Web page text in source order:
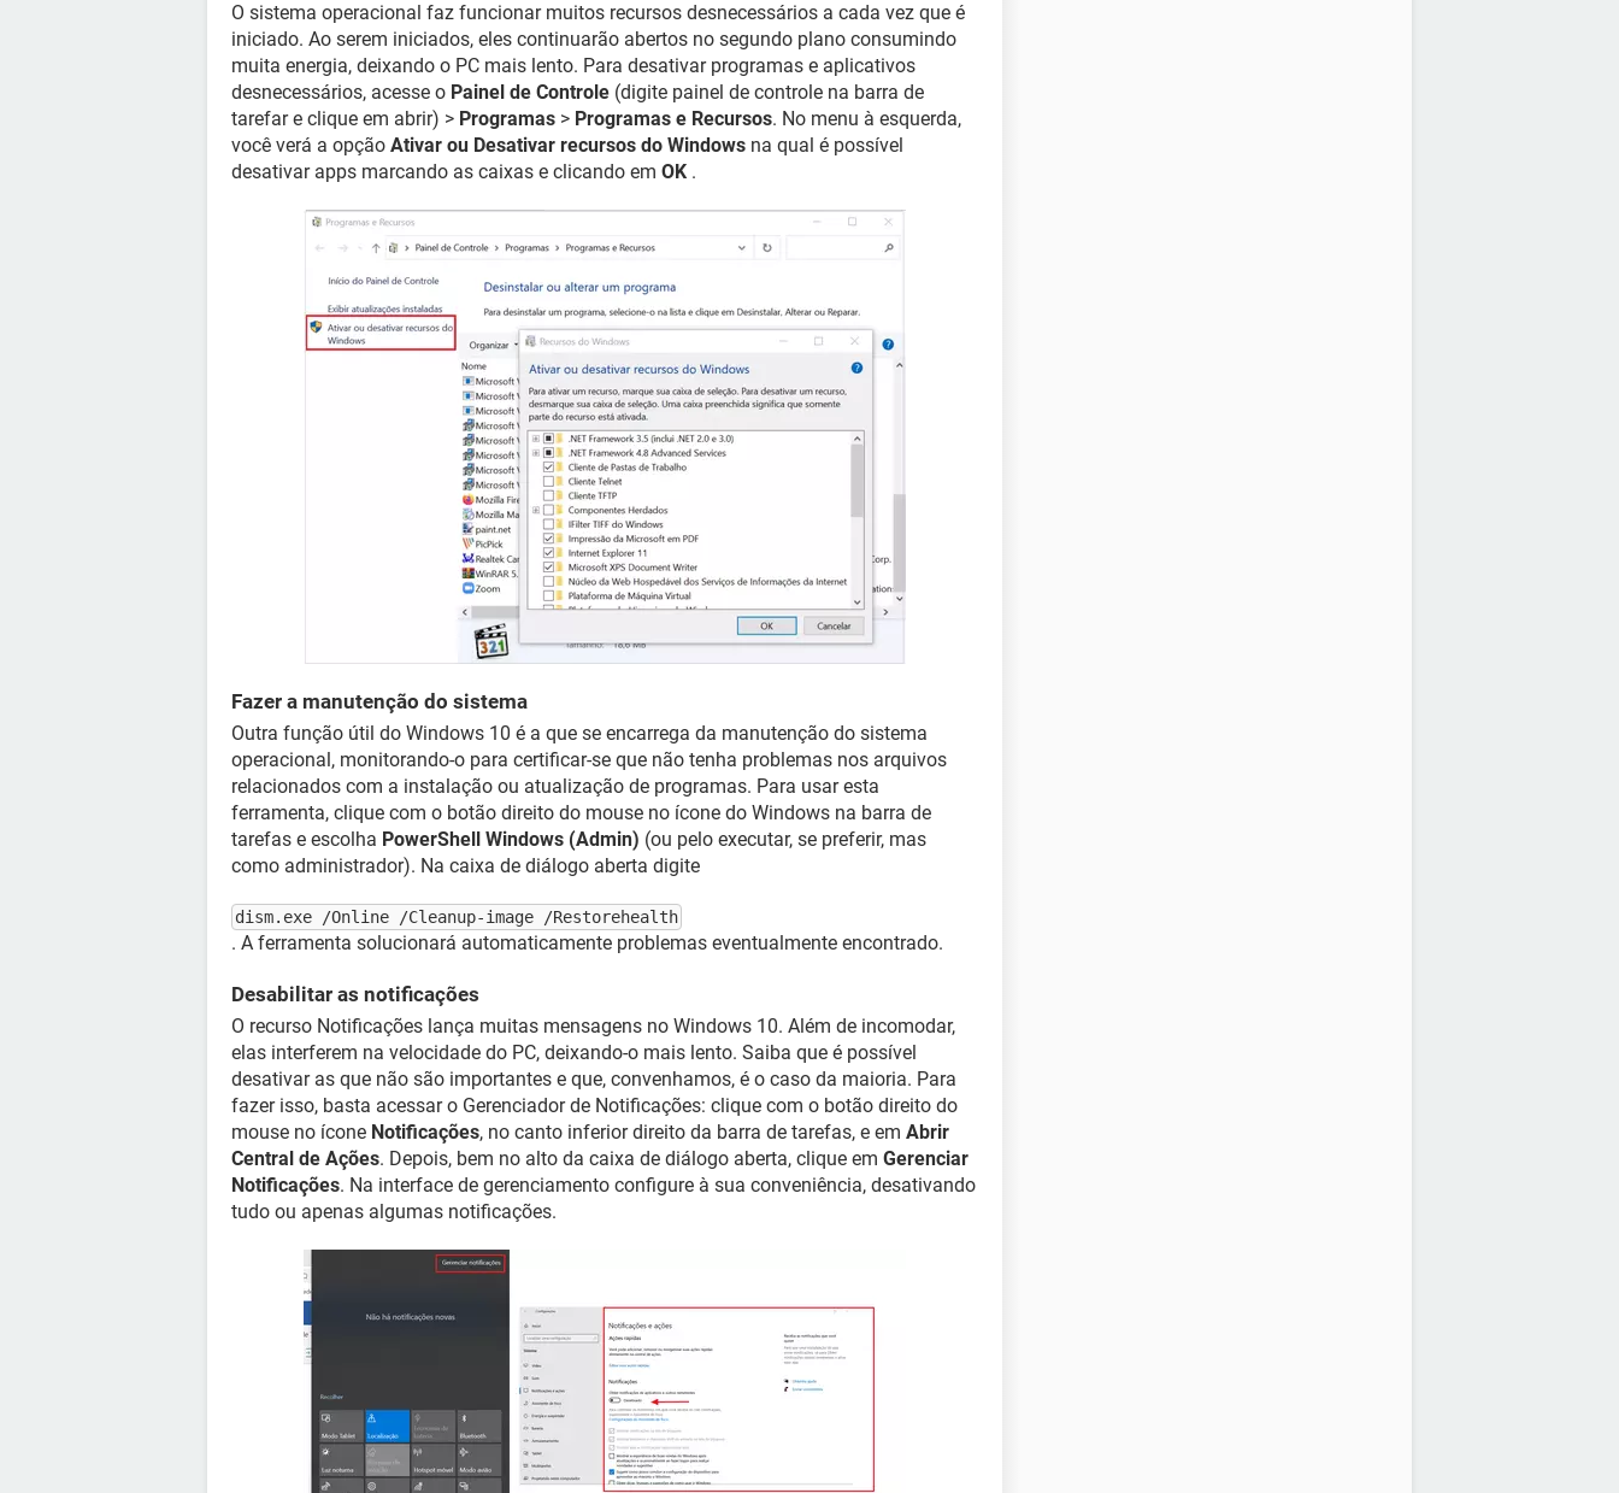
O sistema operacional faz funcionar muitos recursos desnecessários a cada vez que é
iniciado. Ao serem iniciados, eles continuarão abertos no segundo plano consumindo
muita energia, deixando o PC mais lento. Para desativar programas e aplicativos
desnecessários, acesse o Painel de Controle (digite painel de controle na barra de
tarefar e clique em abrir) > Programas > Programas e Recursos. No menu à esquerda,
você verá a opção Ativar ou Desativar recursos do Windows na qual é possível
desativar apps marcando as caixas e clicando em OK .
Fazer a manutenção do sistema
Outra função útil do Windows 10 é a que se encarrega da manutenção do sistema
operacional, monitorando-o para certificar-se que não tenha problemas nos arquivos
relacionados com a instalação ou atualização de programas. Para usar esta
ferramenta, clique com o botão direito do mouse no ícone do Windows na barra de
tarefas e escolha PowerShell Windows (Admin) (ou pelo executar, se preferir, mas
como administrador). Na caixa de diálogo aberta digite
dism.exe /Online /Cleanup-image /Restorehealth
. A ferramenta solucionará automaticamente problemas eventualmente encontrado.
Desabilitar as notificações
O recurso Notificações lança muitas mensagens no Windows 10. Além de incomodar,
elas interferem na velocidade do PC, deixando-o mais lento. Saiba que é possível
desativar as que não são importantes e que, convenhamos, é o caso da maioria. Para
fazer isso, basta acessar o Gerenciador de Notificações: clique com o botão direito do
mouse no ícone Notificações, no canto inferior direito da barra de tarefas, e em Abrir
Central de Ações. Depois, bem no alto da caixa de diálogo aberta, clique em Gerenciar
Notificações. Na interface de gerenciamento configure à sua conveniência, desativando
tudo ou apenas algumas notificações.